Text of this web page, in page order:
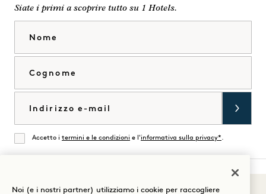
Suoni di 1
Siate i primi a scoprire tutto su 1 Hotels.
Accordati
Accetto i termini e le condizioni e l'informativa sulla privacy*.
Noi (e i nostri partner) utilizziamo i cookie per raccogliere